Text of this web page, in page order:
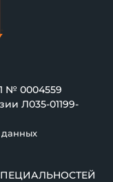
№ 0004559
Л035-01199-
данных